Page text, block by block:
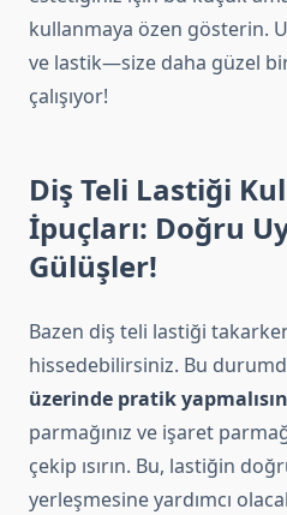
kullanmaya özen gösterin.
ve lastik—size daha güzel
çalışıyor!
Diş Teli Lastiği
İpuçları: Doğru
Gülüşler!
Bazen diş teli lastiği takarken
hissedebilirsiniz. Bu
üzerinde pratik
parmağınız ve işaret
çekip ısırın. Bu, lastiğin
yerleşmesine yardımcı